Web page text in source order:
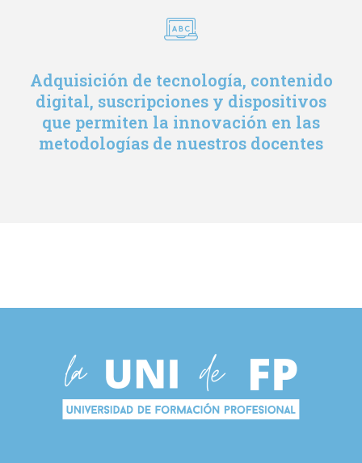
Adquisición de tecnología, contenido
digital, suscripciones y dispositivos
que permiten la innovación en las
metodologías de nuestros docentes